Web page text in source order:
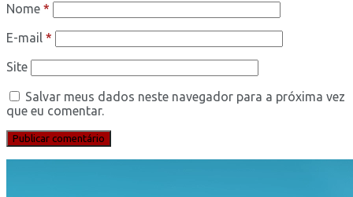
Nome *
E-mail *
Site
Salvar meus dados neste navegador para a próxima vez
que eu comentar.